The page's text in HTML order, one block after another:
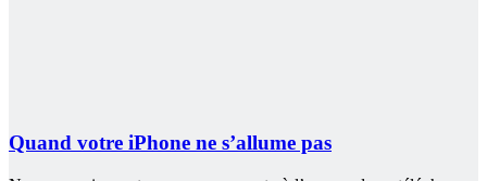
Quand votre iPhone ne s’allume pas